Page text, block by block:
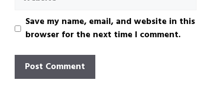
Save my name, email, and website in this
browser for the next time I comment.